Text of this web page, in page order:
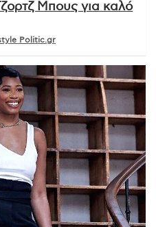
Μπους για καλό
Politic.gr